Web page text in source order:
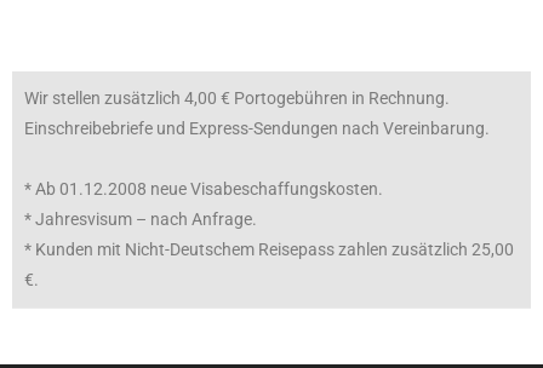
Wir stellen zusätzlich 4,00 € Portogebühren in Rechnung.
Einschreibebriefe und Express-Sendungen nach Vereinbarung.
* Ab 01.12.2008 neue Visabeschaffungskosten.
* Jahresvisum – nach Anfrage.
* Kunden mit Nicht-Deutschem Reisepass zahlen zusätzlich 25,00
€.